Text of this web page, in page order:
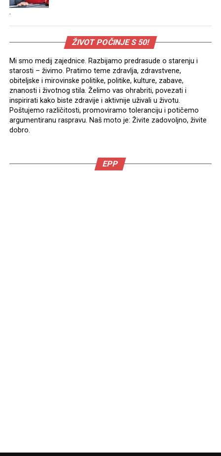
.
ŽIVOT POČINJE S 50!
Mi smo medij zajednice. Razbijamo predrasude o starenju i
starosti – živimo. Pratimo teme zdravlja, zdravstvene,
obiteljske i mirovinske politike, politike, kulture, zabave,
znanosti i životnog stila. Želimo vas ohrabriti, povezati i
inspirirati kako biste zdravije i aktivnije uživali u životu.
Poštujemo različitosti, promoviramo toleranciju i potičemo
argumentiranu raspravu. Naš moto je: Živite zadovoljno, živite
dobro.
EPP